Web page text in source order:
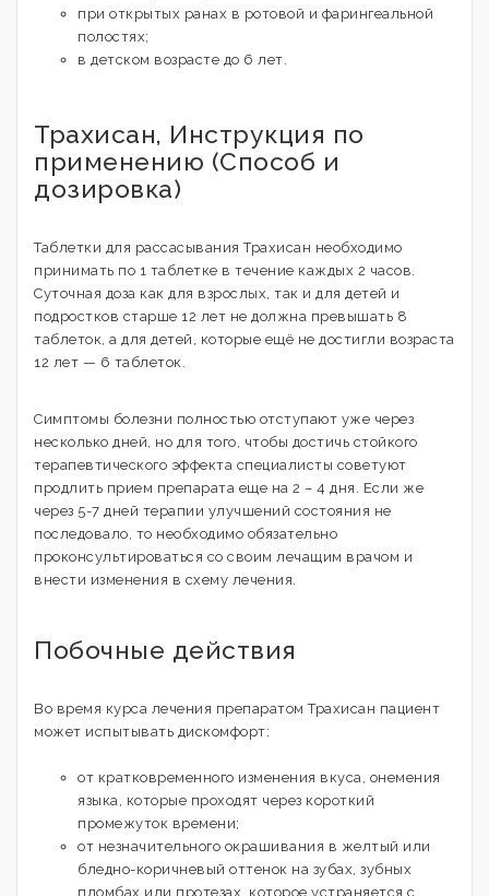
при открытых ранах в ротовой и фарингеальной
полостях;
в детском возрасте до 6 лет.
Трахисан, Инструкция по
применению (Способ и
дозировка)
Таблетки для рассасывания Трахисан необходимо
принимать по 1 таблетке в течение каждых 2 часов.
Суточная доза как для взрослых, так и для детей и
подростков старше 12 лет не должна превышать 8
таблеток, а для детей, которые ещё не достигли возраста
12 лет — 6 таблеток.
Симптомы болезни полностью отступают уже через
несколько дней, но для того, чтобы достичь стойкого
терапевтического эффекта специалисты советуют
продлить прием препарата еще на 2 – 4 дня. Если же
через 5-7 дней терапии улучшений состояния не
последовало, то необходимо обязательно
проконсультироваться со своим лечащим врачом и
внести изменения в схему лечения.
Побочные действия
Во время курса лечения препаратом Трахисан пациент
может испытывать дискомфорт:
от кратковременного изменения вкуса, онемения
языка, которые проходят через короткий
промежуток времени;
от незначительного окрашивания в желтый или
бледно-коричневый оттенок на зубах, зубных
пломбах или протезах, которое устраняется с